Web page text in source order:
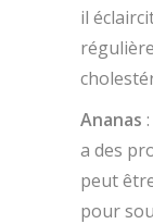
il
Ananas
a des
peut
pour